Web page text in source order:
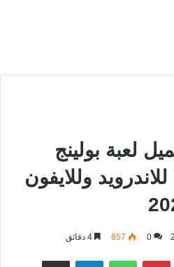
لعبة بولينج
Bowling King للاندرويد وللايفون
0
657
بينتيريستواتساب تيلقرام مشاركة عبر البريد